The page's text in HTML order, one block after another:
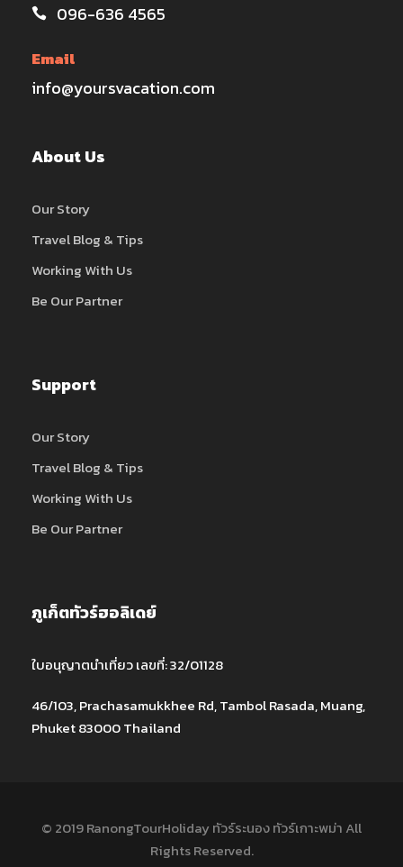
096-636 4565
Email
info@yoursvacation.com
About Us
Our Story
Travel Blog & Tips
Working With Us
Be Our Partner
Support
Our Story
Travel Blog & Tips
Working With Us
Be Our Partner
ภูเก็ตทัวร์ฮอลิเดย์
ใบอนุญาตนำเที่ยว เลขที่: 32/01128
46/103, Prachasamukkhee Rd, Tambol Rasada, Muang,
Phuket 83000 Thailand
© 2019 RanongTourHoliday ทัวร์ระนอง ทัวร์เกาะพม่า All
Rights Reserved.